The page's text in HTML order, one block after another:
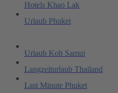
Hotels Khao Lak
Urlaub Phuket
Urlaub Koh Samui
Langzeiturlaub Thailand
Last Minute Phuket